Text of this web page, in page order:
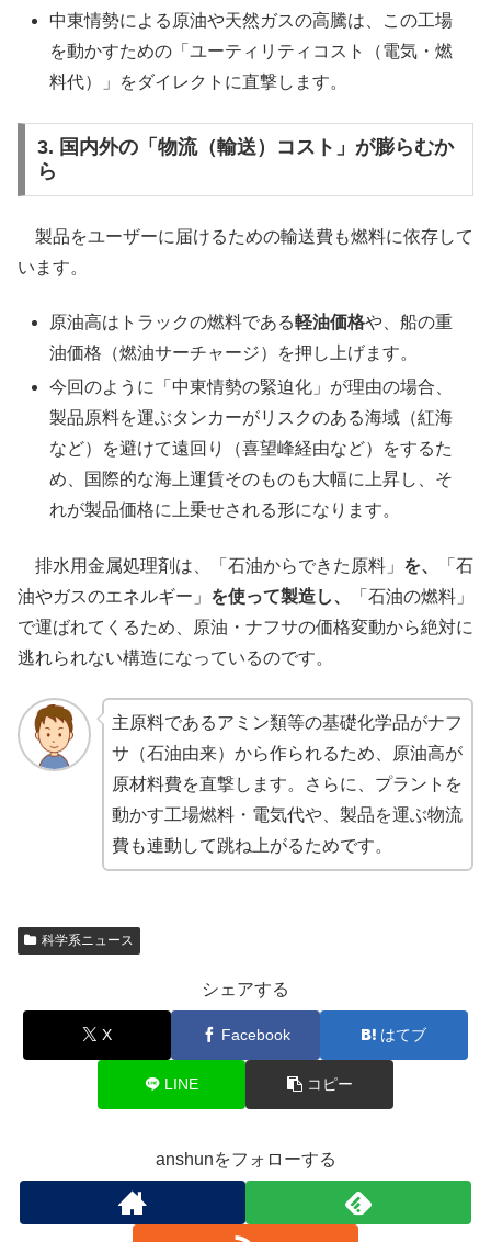
中東情勢による原油や天然ガスの高騰は、この工場
を動かすための「ユーティリティコスト（電気・燃
料代）」をダイレクトに直撃します。
3. 国内外の「物流（輸送）コスト」が膨らむか
ら
製品をユーザーに届けるための輸送費も燃料に依存して
います。
原油高はトラックの燃料である軽油価格や、船の重
油価格（燃油サーチャージ）を押し上げます。
今回のように「中東情勢の緊迫化」が理由の場合、
製品原料を運ぶタンカーがリスクのある海域（紅海
など）を避けて遠回り（喜望峰経由など）をするた
め、国際的な海上運賃そのものも大幅に上昇し、そ
れが製品価格に上乗せされる形になります。
排水用金属処理剤は、「石油からできた原料」 を、
「石
油やガスのエネルギー」 を使って製造し、
「石油の燃料」
で運ばれてくるため、原油・ナフサの価格変動から絶対に
逃れられない構造になっているのです。
主原料であるアミン類等の基礎化学品がナフ
サ（石油由来）から作られるため、原油高が
原材料費を直撃します。さらに、プラントを
動かす工場燃料・電気代や、製品を運ぶ物流
費も連動して跳ね上がるためです。
科学系ニュース
シェアする
X Facebook はてブ
LINE コピー
anshunをフォローする